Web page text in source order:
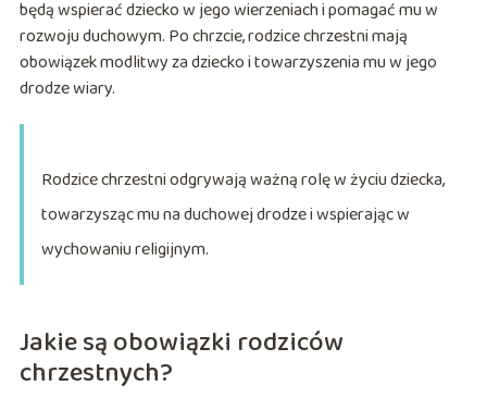
będą wspierać dziecko w jego wierzeniach i pomagać mu w
rozwoju duchowym. Po chrzcie, rodzice chrzestni mają
obowiązek modlitwy za dziecko i towarzyszenia mu w jego
drodze wiary.
Rodzice chrzestni odgrywają ważną rolę w życiu dziecka,
towarzysząc mu na duchowej drodze i wspierając w
wychowaniu religijnym.
Jakie są obowiązki rodziców
chrzestnych?